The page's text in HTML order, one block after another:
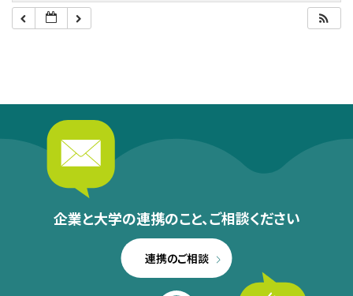
企業と大学の連携のこと、ご相談ください
連携のご相談